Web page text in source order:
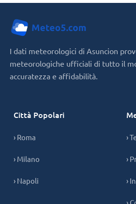
I dati meteorologici di Asuncion
meteorologiche ufficiali di tutto il
accuratezza e affidabilità.
Città Popolari
› Roma
› Milano
› Napoli
›
›
›